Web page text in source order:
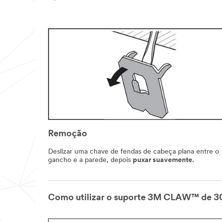
Remoção
Deslizar uma chave de fendas de cabeça plana entre o
gancho e a parede, depois puxar suavemente.
Como utilizar o suporte 3M CLAW™ de